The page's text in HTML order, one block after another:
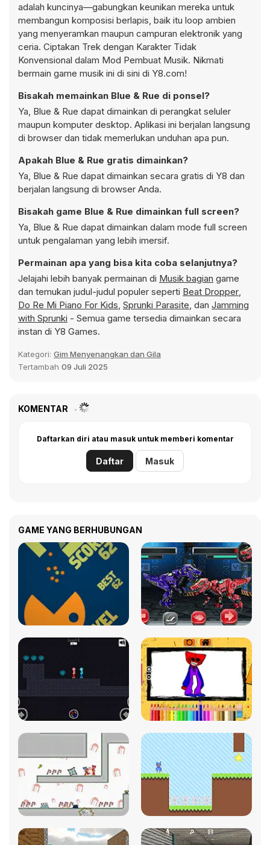
adalah kuncinya—gabungkan keunikan mereka untuk
membangun komposisi berlapis, baik itu loop ambien
yang menyeramkan maupun campuran elektronik yang
ceria. Ciptakan Trek dengan Karakter Tidak
Konvensional dalam Mod Pembuat Musik. Nikmati
bermain game musik ini di sini di Y8.com!
Bisakah memainkan Blue & Rue di ponsel?
Ya, Blue & Rue dapat dimainkan di perangkat seluler
maupun komputer desktop. Aplikasi ini berjalan langsung
di browser dan tidak memerlukan unduhan apa pun.
Apakah Blue & Rue gratis dimainkan?
Ya, Blue & Rue dapat dimainkan secara gratis di Y8 dan
berjalan langsung di browser Anda.
Bisakah game Blue & Rue dimainkan full screen?
Ya, Blue & Rue dapat dimainkan dalam mode full screen
untuk pengalaman yang lebih imersif.
Permainan apa yang bisa kita coba selanjutnya?
Jelajahi lebih banyak permainan di Musik bagian game
dan temukan judul-judul populer seperti Beat Dropper,
Do Re Mi Piano For Kids, Sprunki Parasite, dan Jamming
with Sprunki - Semua game tersedia dimainkan secara
instan di Y8 Games.
Kategori: Gim Menyenangkan dan Gila
Tertambah 09 Juli 2025
KOMENTAR
Daftarkan diri atau masuk untuk memberi komentar
Daftar Masuk
GAME YANG BERHUBUNGAN